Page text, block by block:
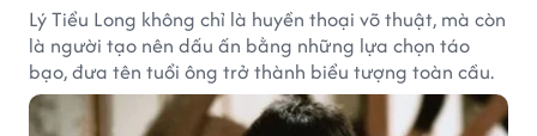
Lý Tiểu Long không chỉ là huyền thoại võ thuật, mà còn
là người tạo nên dấu ấn bằng những lựa chọn táo
bạo, đưa tên tuổi ông trở thành biểu tượng toàn cầu.